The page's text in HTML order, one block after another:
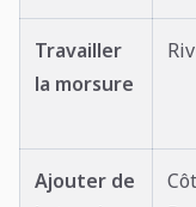
Travailler
la morsure
Ajouter de